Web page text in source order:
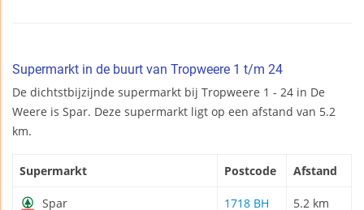
Supermarkt in de buurt van Tropweere 1 t/m 24
De dichtstbijzijnde supermarkt bij Tropweere 1 - 24 in De
Weere is Spar. Deze supermarkt ligt op een afstand van 5.2
km.
Supermarkt Postcode Afstand
Spar 1718 BH 5.2 km